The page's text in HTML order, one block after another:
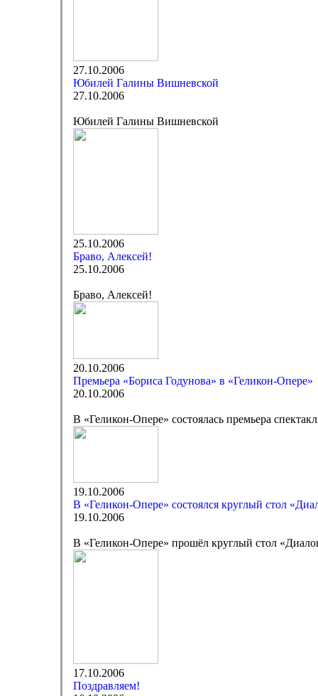
27.10.2006
Юбилей Галины Вишневской
27.10.2006
Юбилей Галины Вишневской
25.10.2006
Браво, Алексей!
25.10.2006
Браво, Алексей!
20.10.2006
Премьера «Бориса Годунова» в «Геликон-Опере»
20.10.2006
В «Геликон-Опере» состоялась премьера
19.10.2006
В «Геликон-Опере» состоялся круглый стол
19.10.2006
В «Геликон-Опере» прошёл круглый стол
17.10.2006
Поздравляем!